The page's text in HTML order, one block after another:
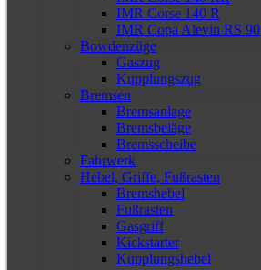
IMR Corse 140 R
IMR Copa Alevin RS 90
Bowdenzüge
Gaszug
Kupplungszug
Bremsen
Bremsanlage
Bremsbeläge
Bremsscheibe
Fahrwerk
Hebel, Griffe, Fußrasten
Bremshebel
Fußrasten
Gasgriff
Kickstarter
Kupplungshebel